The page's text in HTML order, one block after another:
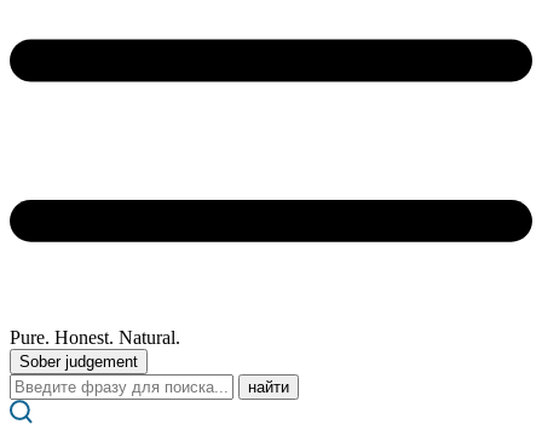
Pure. Honest. Natural.
Sober judgement
Поиск: